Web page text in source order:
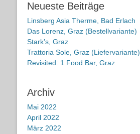
Neueste Beiträge
Linsberg Asia Therme, Bad Erlach
Das Lorenz, Graz (Bestellvariante)
Stark’s, Graz
Trattoria Sole, Graz (Liefervariante)
Revisited: 1 Food Bar, Graz
Archiv
Mai 2022
April 2022
März 2022